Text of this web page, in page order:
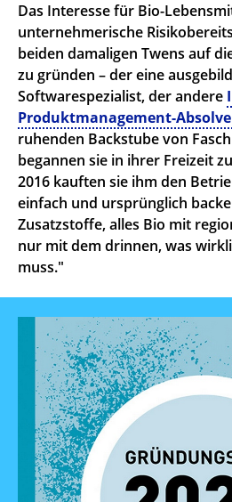
Das Interesse für Bio-
unternehmerische
beiden damaligen Twens auf
zu gründen – der eine
Softwarespezialist, der andere
Produktmanagement-
ruhenden Backstube von
begannen sie in ihrer Freizeit
2016 kauften sie ihm den
einfach und ursprünglich
Zusatzstoffe, alles Bio mit
nur mit dem drinnen, was
muss."